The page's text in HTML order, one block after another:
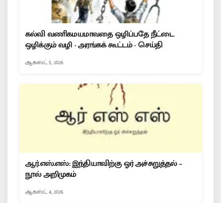
கல்வி வணிகமயமாவதை ஒழிப்பதே நீட்டை
ஒழிக்கும் வழி - அரங்கக் கூட்டம் - செய்தி
ஆகஸ்ட் 5, 2026
ஆர்.எஸ்.எஸ்: இந்தியாவிற்கு ஓர் அச்சுறுத்தல் –
நூல் அறிமுகம்
ஆகஸ்ட் 4, 2026